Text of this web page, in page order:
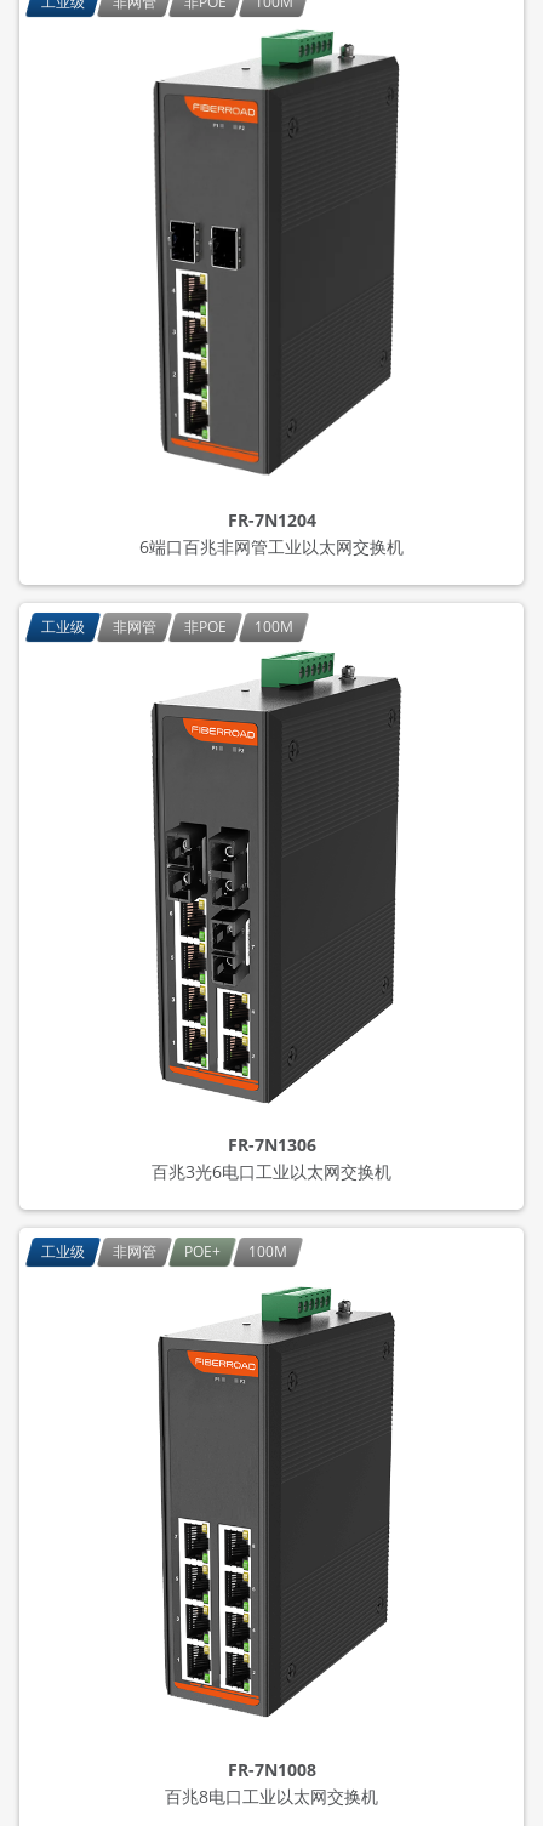
FR-7N1204
6端口百兆非网管工业以太网交换机
FR-7N1306
百兆3光6电口工业以太网交换机
工业级 非网管 非POE 100M
FR-7N1008
百兆8电口工业以太网交换机
工业级 非网管 POE+ 100M